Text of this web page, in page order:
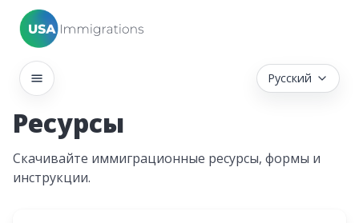
Русский
Ресурсы
Скачивайте иммиграционные ресурсы, формы и
инструкции.